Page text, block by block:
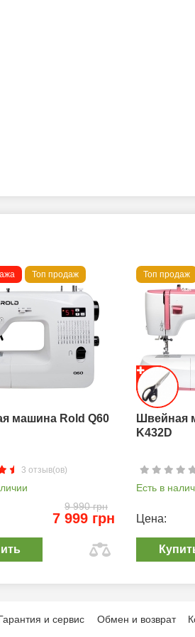
Топ продаж
машина Rold Q60
3 отзыв(ов)
9 990 грн
7 999 грн
Топ продаж
Швейная
K432D
Есть в
Цена:
и сервис Обмен и возврат